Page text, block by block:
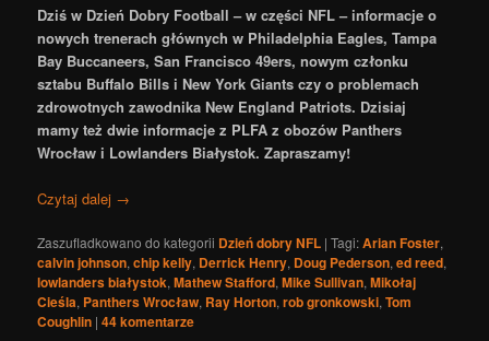
Dziś w Dzień Dobry Football – w części NFL – informacje o
nowych trenerach głównych w Philadelphia Eagles, Tampa
Bay Buccaneers, San Francisco 49ers, nowym członku
sztabu Buffalo Bills i New York Giants czy o problemach
zdrowotnych zawodnika New England Patriots. Dzisiaj
mamyteżdwie informacje z PLFA z obozów Panthers
Wrocław i Lowlanders Białystok. Zapraszamy!
Czytaj dalej →
Zaszufladkowano do kategorii Dzień dobry NFL |Tagi:Arian Foster,
calvin johnson,chip kelly, Derrick Henry, Doug Pederson,ed reed,
lowlanders białystok,Mathew Stafford,Mike Sullivan,Mikołaj
Cieśla, Panthers Wrocław, Ray Horton,rob gronkowski,Tom
Coughlin |44komentarze